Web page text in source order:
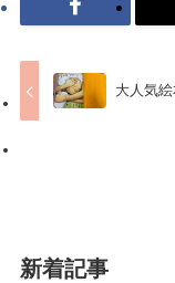
大人気
新着記事